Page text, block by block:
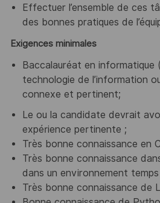
Effectuer l’ensemble de ces
des bonnes pratiques de
Exigences minimales
Baccalauréat en informatique
technologie de l’information
connexe et pertinent;
Le ou la candidate devrait
expérience pertinente ;
Très bonne connaissance en
Très bonne connaissance
dans un environnement
Très bonne connaissance de